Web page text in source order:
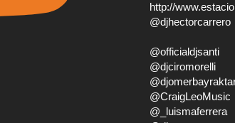
http://
@djhectorcarrero
@officialdjsanti
@djciromorelli
@CraigLeoMusic
@_luismaferrera